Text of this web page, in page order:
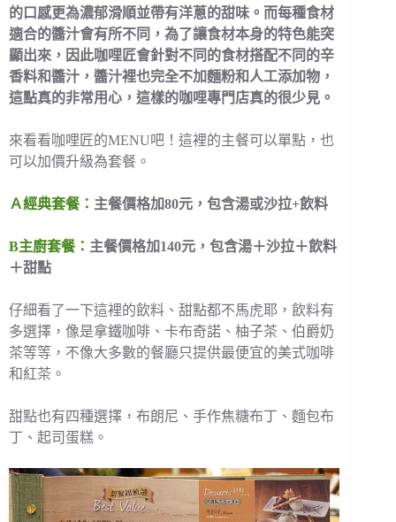
的口感更為濃郁滑順並帶有洋蔥的甜味。而每種食材
適合的醬汁會有所不同，為了讓食材本身的特色能突
顯出來，因此咖哩匠會針對不同的食材搭配不同的辛
香料和醬汁，醬汁裡也完全不加麵粉和人工添加物，
這點真的非常用心，這樣的咖哩專門店真的很少見。
來看看咖哩匠的MENU吧！這裡的主餐可以單點，也
可以加價升級為套餐。
Ａ經典套餐： 主餐價格加80元，包含湯或沙拉+飲料
B主廚套餐： 主餐價格加140元，包含湯＋沙拉＋飲料
＋甜點
仔細看了一下這裡的飲料、甜點都不馬虎耶，飲料有
多選擇，像是拿鐵咖啡、卡布奇諾、柚子茶、伯爵奶
茶等等，不像大多數的餐廳只提供最便宜的美式咖啡
和紅茶。
甜點也有四種選擇，布朗尼、手作焦糖布丁、麵包布
丁、起司蛋糕。